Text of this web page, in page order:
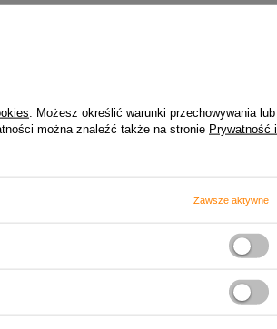
. Możesz określić warunki przechowywania lub
można znaleźć także na stronie Prywatność i
Zawsze aktywne